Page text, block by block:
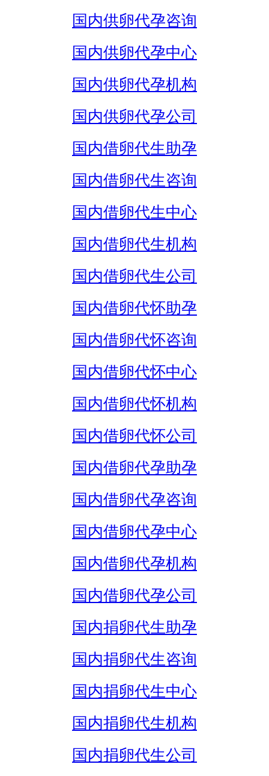
国内供卵代孕咨询
国内供卵代孕中心
国内供卵代孕机构
国内供卵代孕公司
国内借卵代生助孕
国内借卵代生咨询
国内借卵代生中心
国内借卵代生机构
国内借卵代生公司
国内借卵代怀助孕
国内借卵代怀咨询
国内借卵代怀中心
国内借卵代怀机构
国内借卵代怀公司
国内借卵代孕助孕
国内借卵代孕咨询
国内借卵代孕中心
国内借卵代孕机构
国内借卵代孕公司
国内捐卵代生助孕
国内捐卵代生咨询
国内捐卵代生中心
国内捐卵代生机构
国内捐卵代生公司